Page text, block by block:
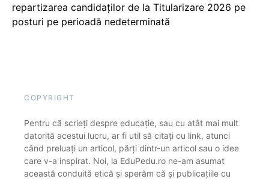
repartizarea candidaților de la Titularizare 2026 pe
posturi pe perioadă nedeterminată
COPYRIGHT
Pentru că scrieți despre educație, sau cu atât mai mult
datorită acestui lucru, ar fi util să citați cu link, atunci
când preluați un articol, părți dintr-un articol sau o idee
care v-a inspirat. Noi, la EduPedu.ro ne-am asumat
această conduită etică și sperăm că și publicațiile cu